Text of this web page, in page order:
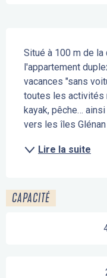
Situé à 100 m de
l'appartement
vacances "sans
toutes les activités
kayak, pêche…
vers les îles Glénan
Lire la suite
CAPACITÉ